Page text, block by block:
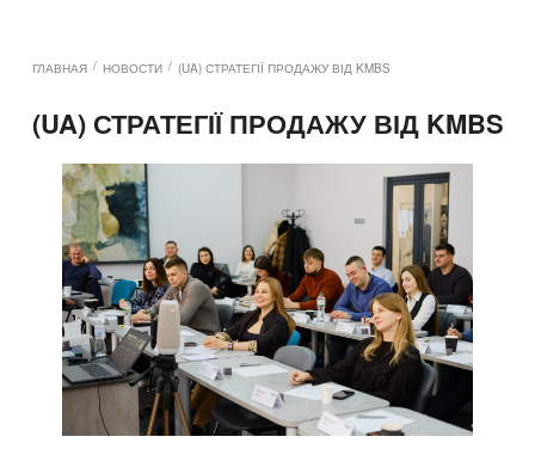
ГЛАВНАЯ / НОВОСТИ / (UA) СТРАТЕГІЇ ПРОДАЖУ ВІД KMBS
(UA) СТРАТЕГІЇ ПРОДАЖУ ВІД KMBS